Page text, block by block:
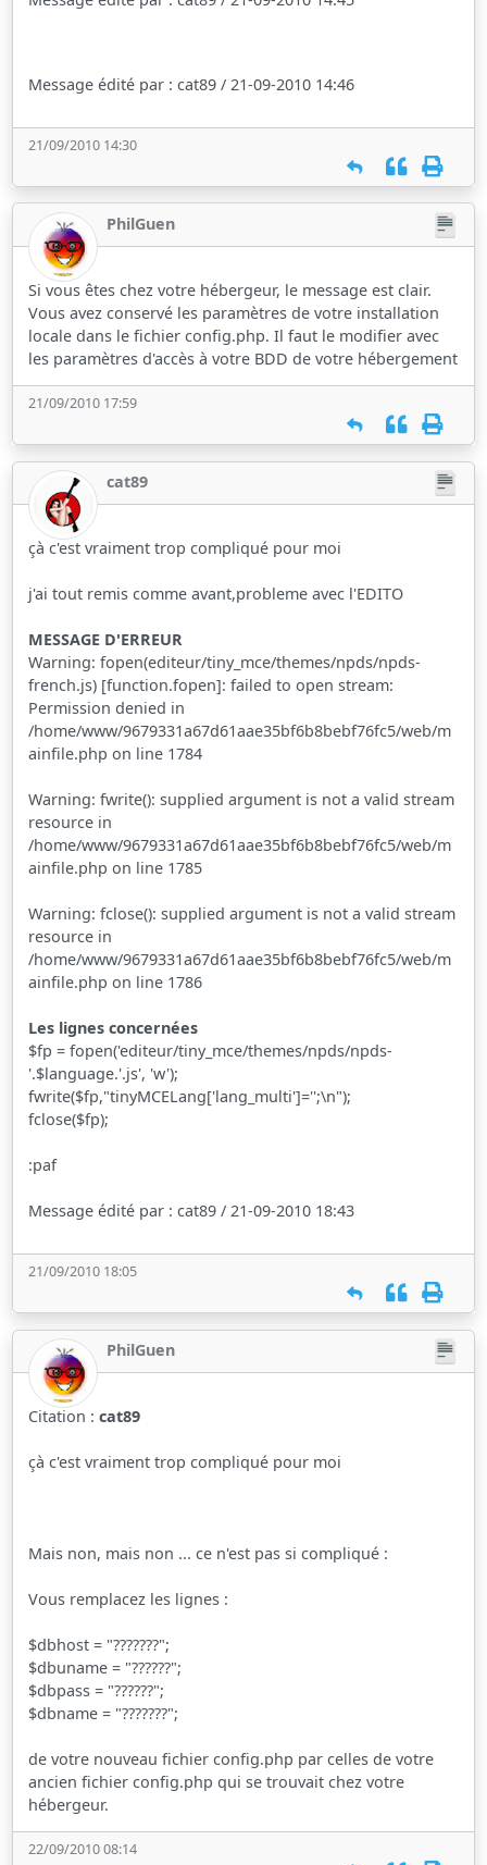
Message édité par : cat89 / 21-09-2010 14:46
21/09/2010 14:30
PhilGuen
Si vous êtes chez votre hébergeur, le message est clair.
Vous avez conservé les paramètres de votre installation
locale dans le fichier config.php. Il faut le modifier avec
les paramètres d'accès à votre BDD de votre hébergement
21/09/2010 17:59
cat89
çà c'est vraiment trop compliqué pour moi
j'ai tout remis comme avant,probleme avec l'EDITO
MESSAGE D'ERREUR
Warning: fopen(editeur/tiny_mce/themes/npds/npds-
french.js) [function.fopen]: failed to open stream:
Permission denied in
/home/www/9679331a67d61aae35bf6b8bebf76fc5/web/m
ainfile.php on line 1784
Warning: fwrite(): supplied argument is not a valid stream
resource in
/home/www/9679331a67d61aae35bf6b8bebf76fc5/web/m
ainfile.php on line 1785
Warning: fclose(): supplied argument is not a valid stream
resource in
/home/www/9679331a67d61aae35bf6b8bebf76fc5/web/m
ainfile.php on line 1786
Les lignes concernées
$fp = fopen('editeur/tiny_mce/themes/npds/npds-
'.$language.'.js', 'w');
fwrite($fp,"tinyMCELang['lang_multi']='';\n");
fclose($fp);
:paf
Message édité par : cat89 / 21-09-2010 18:43
21/09/2010 18:05
PhilGuen
Citation :cat89
çà c'est vraiment trop compliqué pour moi
Mais non, mais non ... ce n'est pas si compliqué :
Vous remplacez les lignes :
$dbhost = "???????";
$dbuname = "??????";
$dbpass = "??????";
$dbname = "???????";
de votre nouveau fichier config.php par celles de votre
ancien fichier config.php qui se trouvait chez votre
hébergeur.
22/09/2010 08:14